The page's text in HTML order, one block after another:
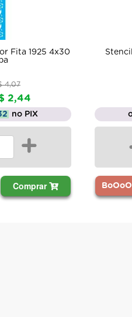
Simples Flores Roseira
Opa1408 20x25
De: R$ 11,06
Por: R$ 5,53
R$ 5,25 no PIX
Ver! Comprar